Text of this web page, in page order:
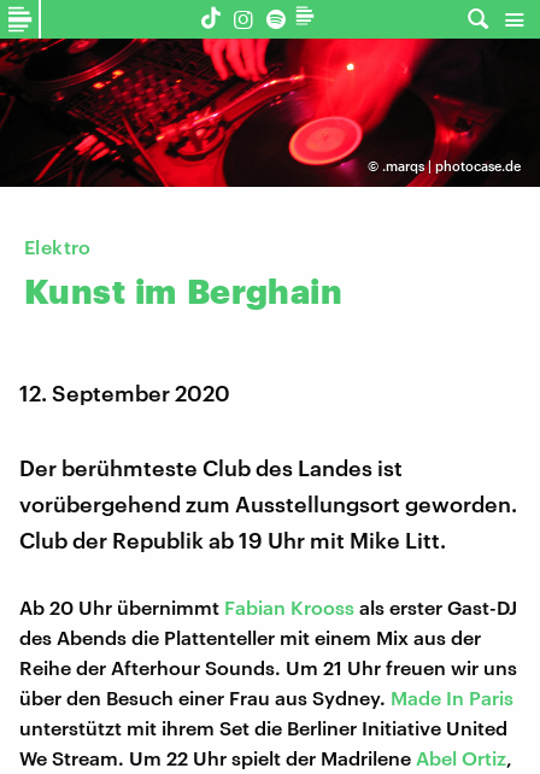
© .marqs | photocase.de
Elektro
Kunst im Berghain
12. September 2020
Der berühmteste Club des Landes ist
vorübergehend zum Ausstellungsort geworden.
Club der Republik ab 19 Uhr mit Mike Litt.
Ab 20 Uhr übernimmt Fabian Krooss als erster Gast-DJ
des Abends die Plattenteller mit einem Mix aus der
Reihe der Afterhour Sounds. Um 21 Uhr freuen wir uns
über den Besuch einer Frau aus Sydney. Made In Paris
unterstützt mit ihrem Set die Berliner Initiative United
We Stream. Um 22 Uhr spielt der Madrilene Abel Ortiz,